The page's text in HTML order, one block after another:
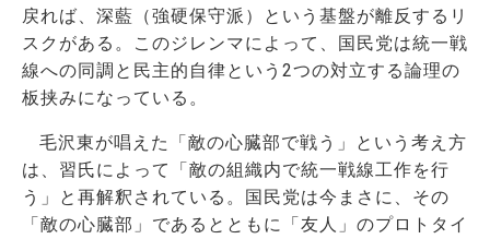
戻れば、深藍（強硬保守派）という基盤が離反するリ
スクがある。このジレンマによって、国民党は統一戦
線への同調と民主的自律という2つの対立する論理の
板挟みになっている。
毛沢東が唱えた「敵の心臓部で戦う」という考え方
は、習氏によって「敵の組織内で統一戦線工作を行
う」と再解釈されている。国民党は今まさに、その
「敵の心臓部」であるとともに「友人」のプロトタイ